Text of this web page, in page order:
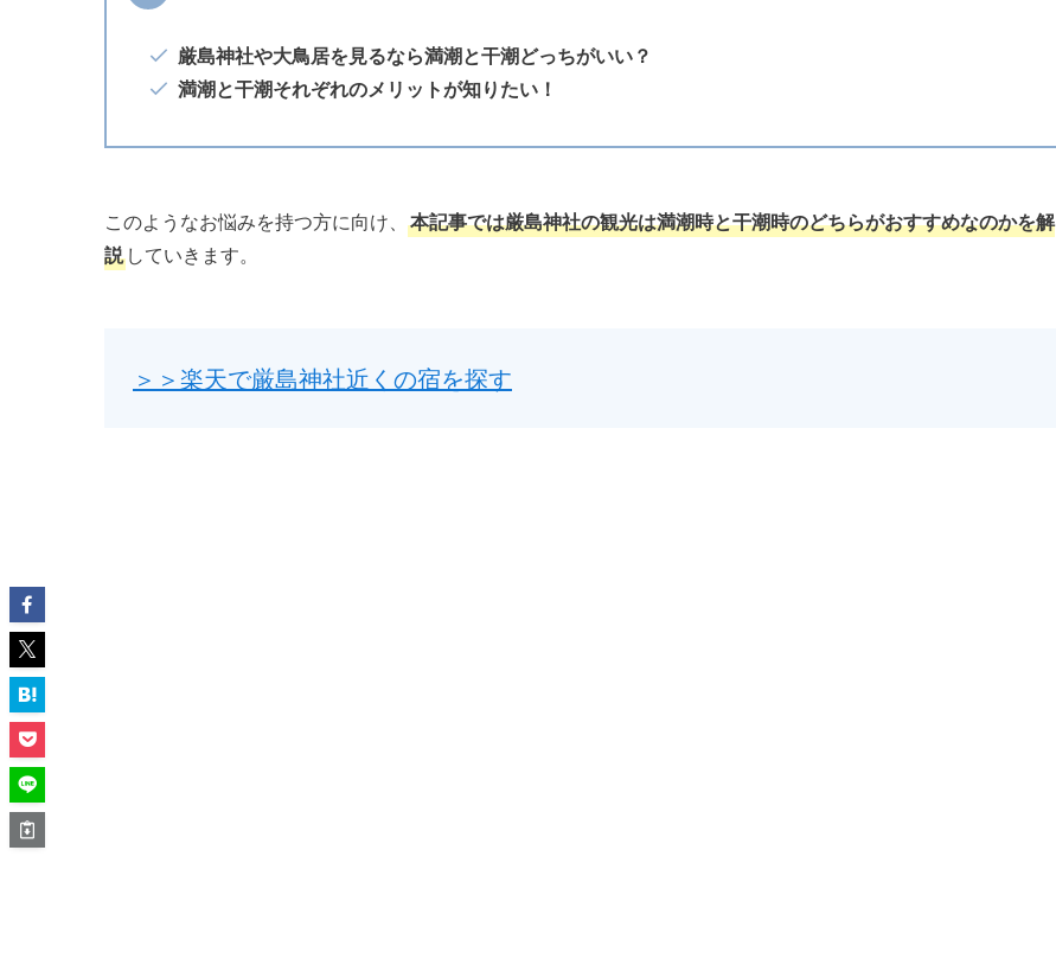
厳島神社や大鳥居を見るなら満潮と干潮どっちがいい？
満潮と干潮それぞれのメリットが知りたい！
このようなお悩みを持つ方に向け、 本記事では厳島神社の観光は満潮時と干潮時のどちらがおすすめなのかを解
説 していきます。
＞＞楽天で厳島神社近くの宿を探す